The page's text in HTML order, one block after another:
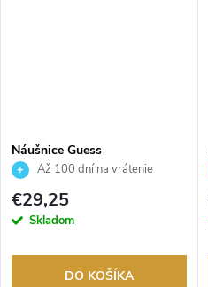
Náušnice Guess
JUBE06289JWRHT
Až 100 dní na vrátenie
tovaru. Autorizovaný predajca.
€29,25
Skladom
DO KOŠÍKA